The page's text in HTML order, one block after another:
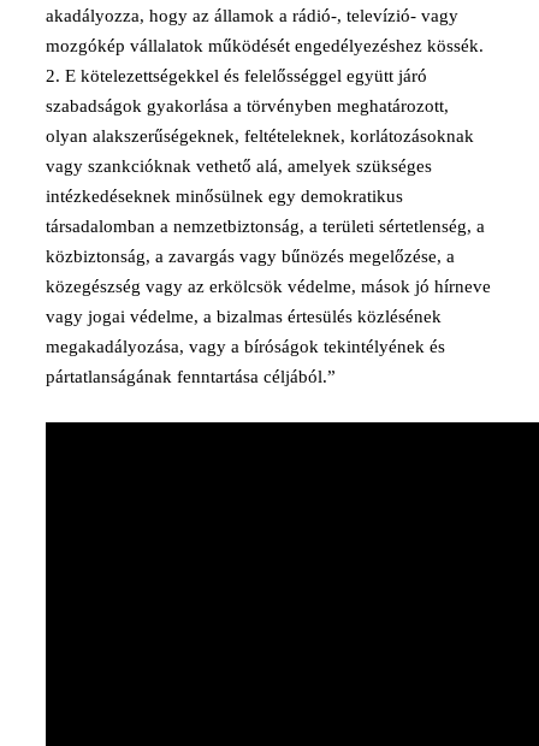
akadályozza, hogy az államok a rádió-, televízió- vagy
mozgókép vállalatok működését engedélyezéshez kössék.
2. E kötelezettségekkel és felelősséggel együtt járó
szabadságok gyakorlása a törvényben meghatározott,
olyan alakszerűségeknek, feltételeknek, korlátozásoknak
vagy szankcióknak vethető alá, amelyek szükséges
intézkedéseknek minősülnek egy demokratikus
társadalomban a nemzetbiztonság, a területi sértetlenség, a
közbiztonság, a zavargás vagy bűnözés megelőzése, a
közegészség vagy az erkölcsök védelme, mások jó hírneve
vagy jogai védelme, a bizalmas értesülés közlésének
megakadályozása, vagy a bíróságok tekintélyének és
pártatlanságának fenntartása céljából.”